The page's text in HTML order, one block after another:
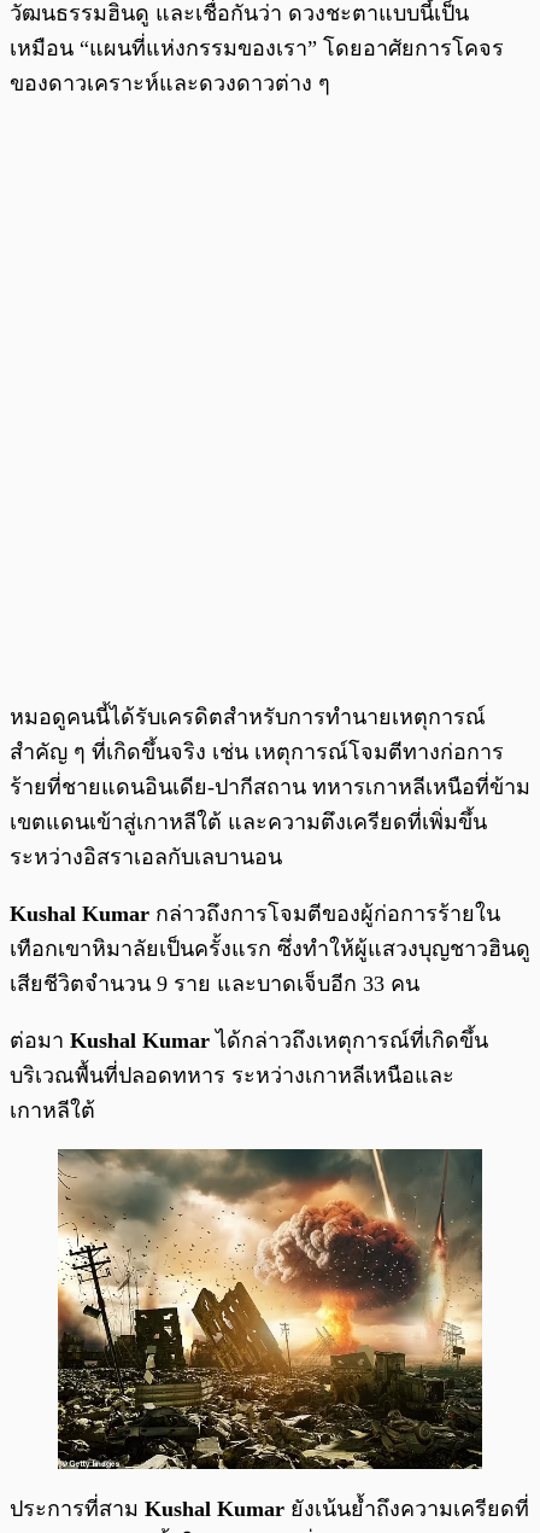
วัฒนธรรมฮินดู และเชื่อกันว่า ดวงชะตาแบบนี้เป็น
เหมือน “แผนที่แห่งกรรมของเรา” โดยอาศัยการโคจร
ของดาวเคราะห์และดวงดาวต่าง ๆ
หมอดูคนนี้ได้รับเครดิตสำหรับการทำนายเหตุการณ์
สำคัญ ๆ ที่เกิดขึ้นจริง เช่น เหตุการณ์โจมตีทางก่อการ
ร้ายที่ชายแดนอินเดีย-ปากีสถาน ทหารเกาหลีเหนือที่ข้าม
เขตแดนเข้าสู่เกาหลีใต้ และความตึงเครียดที่เพิ่มขึ้น
ระหว่างอิสราเอลกับเลบานอน
Kushal Kumar กล่าวถึงการโจมตีของผู้ก่อการร้ายใน
เทือกเขาหิมาลัยเป็นครั้งแรก ซึ่งทำให้ผู้แสวงบุญชาวฮินดู
เสียชีวิตจำนวน 9 ราย และบาดเจ็บอีก 33 คน
ต่อมา Kushal Kumar ได้กล่าวถึงเหตุการณ์ที่เกิดขึ้น
บริเวณพื้นที่ปลอดทหาร ระหว่างเกาหลีเหนือและ
เกาหลีใต้
ประการที่สาม Kushal Kumar ยังเน้นย้ำถึงความเครียดที่